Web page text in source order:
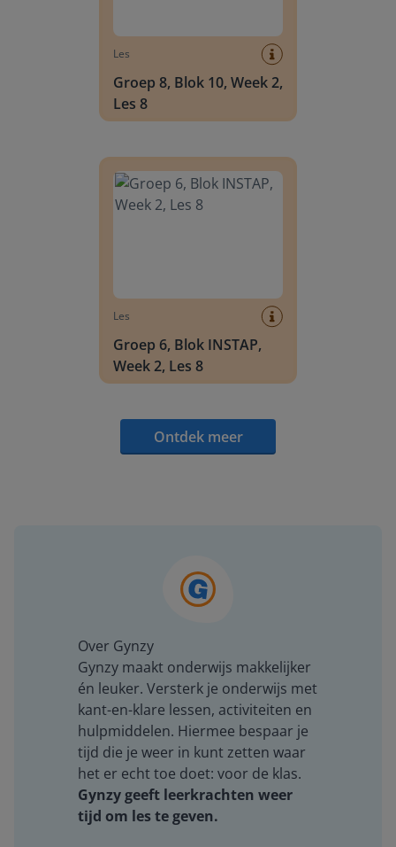
Les
Groep 8, Blok 10, Week 2,
Les 8
Les
Groep 6, Blok INSTAP,
Week 2, Les 8
Ontdek meer
Over Gynzy
Gynzy maakt onderwijs makkelijker
én leuker. Versterk je onderwijs met
kant-en-klare lessen, activiteiten en
hulpmiddelen. Hiermee bespaar je
tijd die je weer in kunt zetten waar
het er echt toe doet: voor de klas.
Gynzy geeft leerkrachten weer
tijd om les te geven.